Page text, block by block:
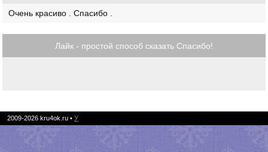
Очень красиво . Спасибо .
Лайк - простой способ сказать Спасибо!
2009-2026 kru4ok.ru • У